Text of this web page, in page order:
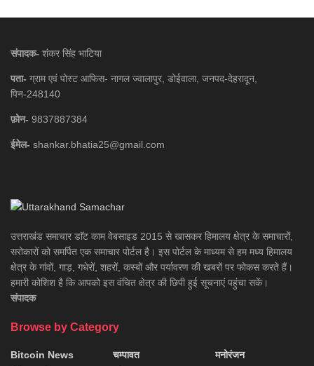
संपादक- शंकर सिंह भाटिया
पता- ग्राम एवं पोस्ट आफिस- नागल ज्वालापुर, डोईवाला, जनपद-देहरादून,
पिन-248140
फ़ोन- 9837887384
ईमेल- shankar.bhatia25@gmail.com
उत्तराखंड समाचार डाॅट काम वेबसाइड 2015 से खासकर हिमालय क्षेत्र के समाचारों,
सरोकारों को समर्पित एक समाचार पोर्टल है। इस पोर्टल के माध्यम से हम मध्य हिमालय
क्षेत्र के गांवों, गाड़, गधेरों, शहरों, कस्बों और पर्यावरण की खबरों पर फोकस करते हैं।
हमारी कोशिश है कि आपको इस वंचित क्षेत्र की छिपी हुई सूचनाएं पहुंचा सकें।
संपादक
Browse by Category
Bitcoin News
चम्पावत
मनोरंजन